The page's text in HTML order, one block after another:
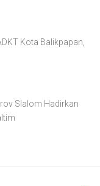
Kota Balikpapan,
Slalom Hadirkan